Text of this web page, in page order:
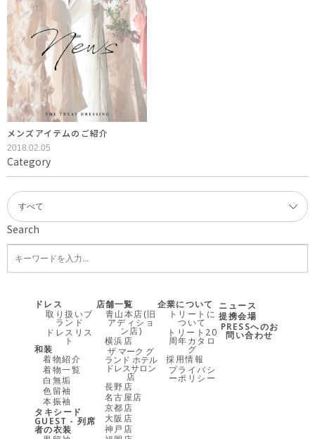
メンズアイテムのご紹介
2018.02.05
Search
Category
ドレス
取り扱いブ
ランド
ドレスリス
ト
和装
着物紹介
着物一覧
白無垢
色留袖
本振袖
タキシード
GUEST - 列席
者の衣装
店舗一覧
青山本店(旧
アディショ
ン店)
横浜店
ザ マーク グ
ランド ホテル
ドレスサロン
店
長野店
名古屋店
京都店
大阪店
神戸店
企業について
トリートに
ついて
トリート20
周年カタロ
グ
採用情報
プライバシ
ーポリシー
ニュース
提携会場
PRESSへのお
問い合わせ